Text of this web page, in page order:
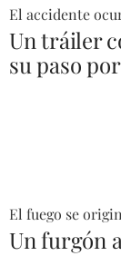
El accidente
Un tráiler
su paso
El fuego se
Un furgón